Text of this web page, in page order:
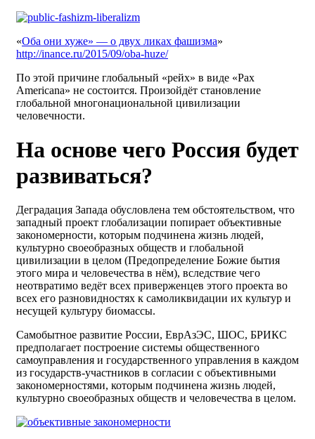
«Оба они хуже» — о двух ликах фашизма»
http://inance.ru/2015/09/oba-huze/
По этой причине глобальный «рейх» в виде «Pax
Americana» не состоится. Произойдёт становление
глобальной многонациональной цивилизации
человечности.
На основе чего Россия будет
развиваться?
Деградация Запада обусловлена тем обстоятельством, что
западный проект глобализации попирает объективные
закономерности, которым подчинена жизнь людей,
культурно своеобразных обществ и глобальной
цивилизации в целом (Предопределение Божие бытия
этого мира и человечества в нём), вследствие чего
неотвратимо ведёт всех приверженцев этого проекта во
всех его разновидностях к самоликвидации их культур и
несущей культуру биомассы.
Самобытное развитие России, ЕврАзЭС, ШОС, БРИКС
предполагает построение системы общественного
самоуправления и государственного управления в каждом
из государств-участников в согласии с объективными
закономерностями, которым подчинена жизнь людей,
культурно своеобразных обществ и человечества в целом.